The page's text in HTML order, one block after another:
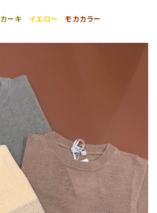
カーキ イエロー モカカラー